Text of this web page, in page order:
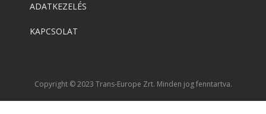
ADATKEZELÉS
KAPCSOLAT
Copyright © 2023 Trans-Europe Zrt. Minden jog fenntartva.